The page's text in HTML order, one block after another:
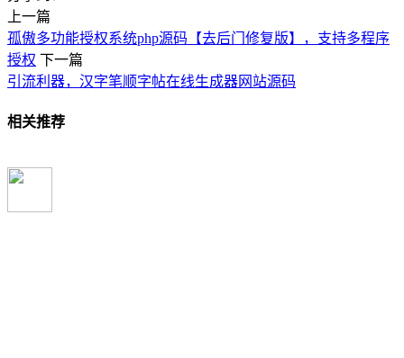
上一篇
孤傲多功能授权系统php源码【去后门修复版】，支持多程序
授权 下一篇
引流利器，汉字笔顺字帖在线生成器网站源码
相关推荐